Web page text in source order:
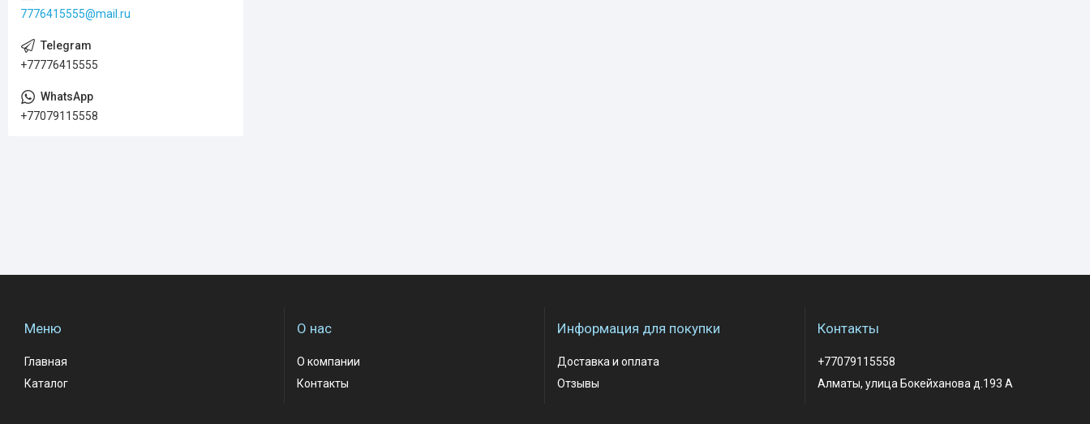
7776415555@mail.ru
+77776415555
+77079115558
Меню
Главная
Каталог
О нас
О компании
Контакты
Информация для покупки
Доставка и оплата
Отзывы
Контакты
+77079115558
Алматы, улица Бокейханова д.193 А